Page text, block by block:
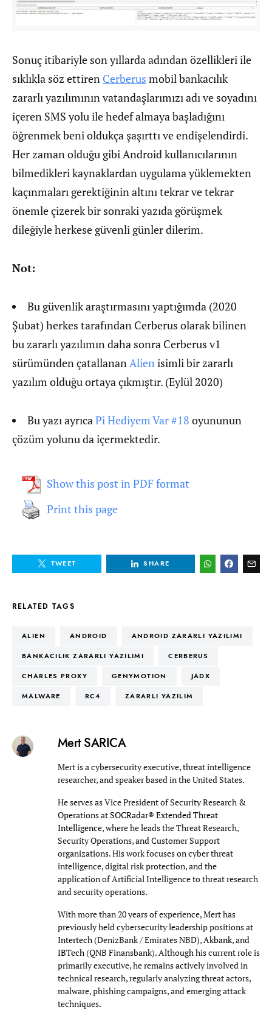
Sonuç itibariyle son yıllarda adından özellikleri ile
sıklıkla söz ettiren Cerberus mobil bankacılık
zararlı yazılımının vatandaşlarımızı adı ve soyadını
içeren SMS yolu ile hedef almaya başladığını
öğrenmek beni oldukça şaşırttı ve endişelendirdi.
Her zaman olduğu gibi Android kullanıcılarının
bilmedikleri kaynaklardan uygulama yüklemekten
kaçınmaları gerektiğinin altını tekrar ve tekrar
önemle çizerek bir sonraki yazıda görüşmek
dileğiyle herkese güvenli günler dilerim.
Not:
Bu güvenlik araştırmasını yaptığımda (2020
Şubat) herkes tarafından Cerberus olarak bilinen
bu zararlı yazılımın daha sonra Cerberus v1
sürümünden çatallananAlienisimli bir zararlı
yazılım olduğu ortaya çıkmıştır. (Eylül 2020)
Bu yazı ayrıcaPi Hediyem Var #18 oyununun
çözüm yolunu da içermektedir.
Show this post in PDF format
Print this page
TWEET SHARE
RELATED TAGS
ALIEN ANDROID ANDROID ZARARLI YAZILIMI
BANKACILIK ZARARLI YAZILIMI CERBERUS
CHARLES PROXY GENYMOTION JADX
MALWARE RC4 ZARARLI YAZILIM
Mert SARICA
Mert is a cybersecurity executive, threat intelligence
researcher, and speaker based in the United States.
He serves as Vice President of Security Research &
Operations atSOCRadar® Extended Threat
Intelligence, where he leads the Threat Research,
Security Operations, and Customer Support
organizations. His work focuses on cyber threat
intelligence, digital risk protection, and the
application of Artificial Intelligence to threat research
and security operations.
With more than 20 years of experience, Mert has
previously held cybersecurity leadership positions at
Intertech(DenizBank / Emirates NBD),Akbank, and
IBTech(QNB Finansbank). Although his current role is
primarily executive, he remains actively involved in
technical research, regularly analyzing threat actors,
malware, phishing campaigns, and emerging attack
techniques.